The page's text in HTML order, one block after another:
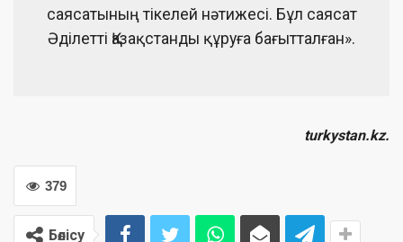
саясатының тікелей нәтижесі. Бұл саясат
Әділетті Қазақстанды құруға бағытталған».
turkystan.kz.
379
Бөлісу